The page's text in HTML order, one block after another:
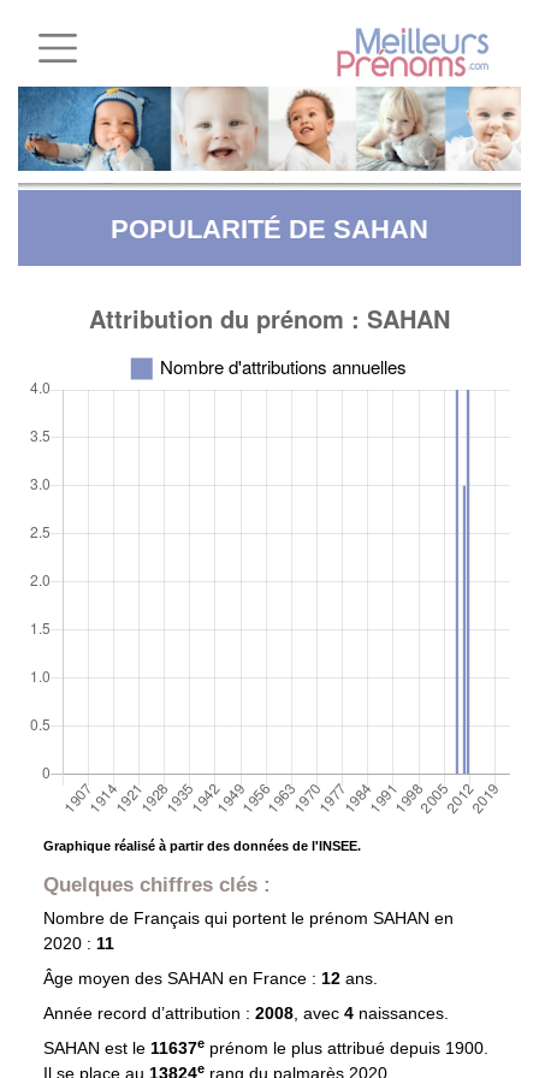
POPULARITÉ DE SAHAN
Graphique réalisé à partir des données de l'INSEE.
Quelques chiffres clés :
Nombre de Français qui portent le prénom SAHAN en
2020 : 11
Âge moyen des SAHAN en France : 12 ans.
Année record d’attribution : 2008, avec 4 naissances.
SAHAN est le 11637eprénom le plus attribué depuis 1900.
Il se place au 13824e rang du palmarès 2020.